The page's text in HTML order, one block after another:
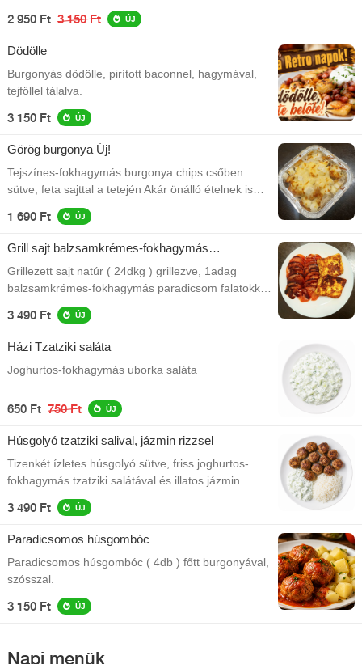
2 950 Ft 3 150 Ft ÚJ
Dödölle
Burgonyás dödölle, pirított baconnel, hagymával,
tejföllel tálalva.
3 150 Ft ÚJ
Görög burgonya Új!
Tejszínes-fokhagymás burgonya chips csőben
sütve, feta sajttal a tetején Akár önálló ételnek is
1 690 Ft ÚJ
Grill sajt balzsamkrémes-fokhagymás
Grillezett sajt natúr ( 24dkg ) grillezve, 1adag
balzsamkrémes-fokhagymás paradicsom falatokkal
3 490 Ft ÚJ
Házi Tzatziki saláta
Joghurtos-fokhagymás uborka saláta
650 Ft 750 Ft ÚJ
Húsgolyó tzatziki salival, jázmin rizzsel
Tizenkét ízletes húsgolyó sütve, friss joghurtos-
fokhagymás tzatziki salátával és illatos jázmin
rizzsel tálalva.
3 490 Ft ÚJ
Paradicsomos húsgombóc
Paradicsomos húsgombóc ( 4db ) főtt burgonyával,
szósszal.
3 150 Ft ÚJ
Napi menük